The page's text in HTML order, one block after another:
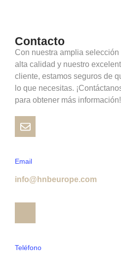
Contacto
Con nuestra amplia selección
alta calidad y nuestro
cliente, estamos seguros de
lo que necesitas.
para obtener más información!
Email
info@hnbeurope.com
Teléfono